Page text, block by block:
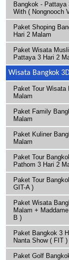
Bangkok - Pattaya
With ( Nongnooch
Paket Shoping
Hari 2 Malam
Paket Wisata
Pattaya 3 Hari 2
Wisata Bangkok
Paket Tour Wisata
Malam
Paket Family
Malam
Paket Kuliner
Malam
Paket Tour
Pathom 3 Hari 2
Paket Tour
GIT-A )
Paket Wisata
Malam +
B )
Paket Bangkok 3
Nanta Show ( FIT )
Paket Golf